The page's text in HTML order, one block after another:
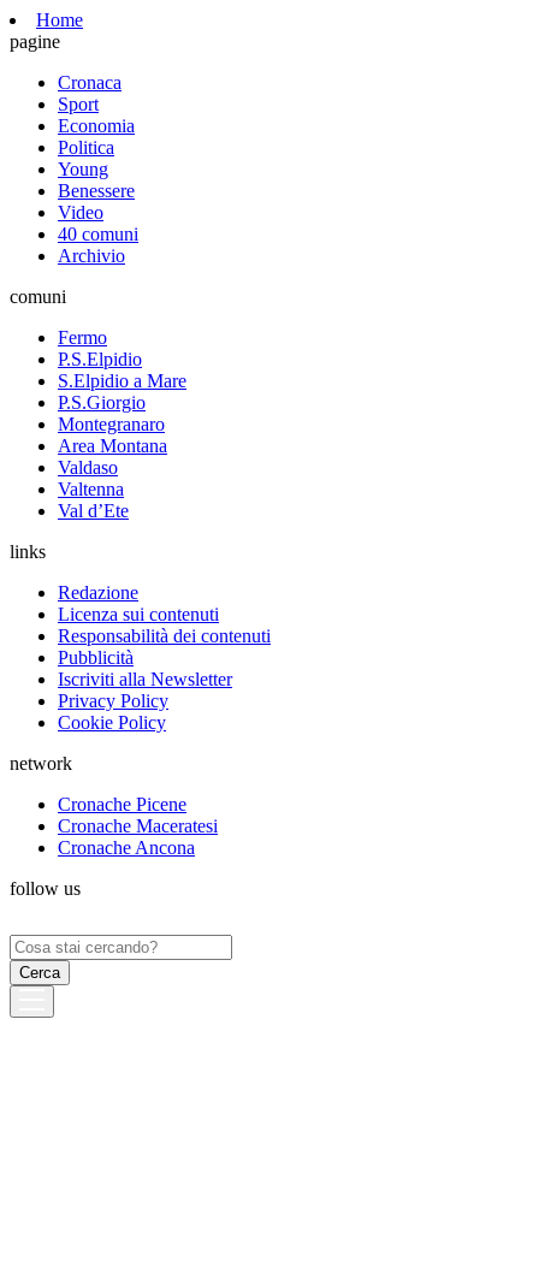
Home
pagine
Cronaca
Sport
Economia
Politica
Young
Benessere
Video
40 comuni
Archivio
comuni
Fermo
P.S.Elpidio
S.Elpidio a Mare
P.S.Giorgio
Montegranaro
Area Montana
Valdaso
Valtenna
Val d’Ete
links
Redazione
Licenza sui contenuti
Responsabilità dei contenuti
Pubblicità
Iscriviti alla Newsletter
Privacy Policy
Cookie Policy
network
Cronache Picene
Cronache Maceratesi
Cronache Ancona
follow us
Ricerca
per: